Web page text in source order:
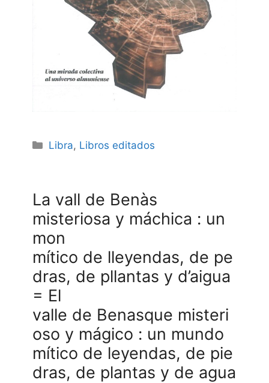
Categories
Libra, Libros editados
La vall de Benàs
misteriosa y máchica : un
mon
mítico de lleyendas, de pe
dras, de pllantas y d’aigua
= El
valle de Benasque misteri
oso y mágico : un mundo
mítico de leyendas, de pie
dras, de plantas y de agua